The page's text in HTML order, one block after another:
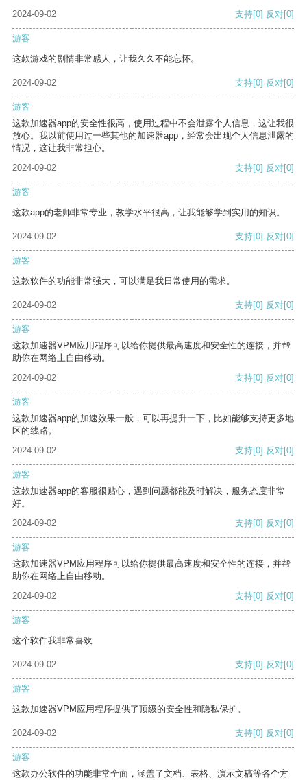
2024-09-02 支持[0] 反对[0]
游客
这款游戏的剧情非常感人，让我久久不能忘怀。
2024-09-02 支持[0] 反对[0]
游客
这款加速器app的安全性很高，使用过程中不会泄露个人信息，这让我很
放心。我以前使用过一些其他的加速器app，经常会出现个人信息泄露的
情况，这让我非常担心。
2024-09-02
支持[0] 反对[0]
游客
这款app的老师非常专业，教学水平很高，让我能够学到实用的知识。
2024-09-02 支持[0] 反对[0]
游客
这款软件的功能非常强大，可以满足我日常使用的需求。
2024-09-02 支持[0] 反对[0]
游客
这款加速器VPM应用程序可以给你提供最高速度和安全性的连接，并帮
助你在网络上自由移动。
2024-09-02
支持[0] 反对[0]
游客
这款加速器app的加速效果一般，可以再提升一下，比如能够支持更多地
区的线路。
2024-09-02
支持[0] 反对[0]
游客
这款加速器app的客服很贴心，遇到问题都能及时解决，服务态度非常
好。
2024-09-02
支持[0] 反对[0]
游客
这款加速器VPM应用程序可以给你提供最高速度和安全性的连接，并帮
助你在网络上自由移动。
2024-09-02
支持[0] 反对[0]
游客
这个软件我非常喜欢
2024-09-02 支持[0] 反对[0]
游客
这款加速器VPM应用程序提供了顶级的安全性和隐私保护。
2024-09-02 支持[0] 反对[0]
游客
这款办公软件的功能非常全面，涵盖了文档、表格、演示文稿等各个方